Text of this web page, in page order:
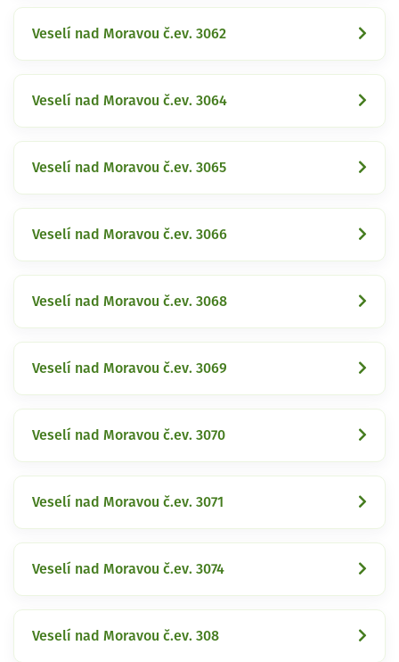
Veselí nad Moravou č.ev. 3062
Veselí nad Moravou č.ev. 3064
Veselí nad Moravou č.ev. 3065
Veselí nad Moravou č.ev. 3066
Veselí nad Moravou č.ev. 3068
Veselí nad Moravou č.ev. 3069
Veselí nad Moravou č.ev. 3070
Veselí nad Moravou č.ev. 3071
Veselí nad Moravou č.ev. 3074
Veselí nad Moravou č.ev. 308